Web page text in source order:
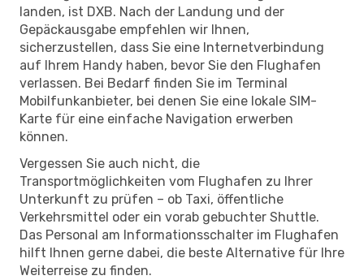
landen, ist DXB. Nach der Landung und der
Gepäckausgabe empfehlen wir Ihnen,
sicherzustellen, dass Sie eine Internetverbindung
auf Ihrem Handy haben, bevor Sie den Flughafen
verlassen. Bei Bedarf finden Sie im Terminal
Mobilfunkanbieter, bei denen Sie eine lokale SIM-
Karte für eine einfache Navigation erwerben
können.
Vergessen Sie auch nicht, die
Transportmöglichkeiten vom Flughafen zu Ihrer
Unterkunft zu prüfen – ob Taxi, öffentliche
Verkehrsmittel oder ein vorab gebuchter Shuttle.
Das Personal am Informationsschalter im Flughafen
hilft Ihnen gerne dabei, die beste Alternative für Ihre
Weiterreise zu finden.